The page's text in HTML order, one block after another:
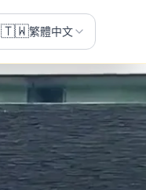
🇹🇼繁體中文